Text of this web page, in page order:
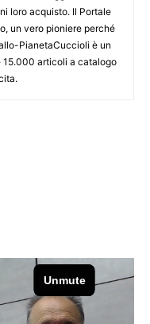
loro acquisto. Il Portale
un vero pioniere perché
PianetaCuccioli è un
articoli a catalogo